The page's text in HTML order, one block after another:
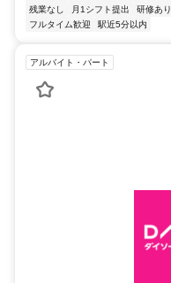
残業なし
月1シフト提出 研修あり
フルタイム歓迎
駅近5分以内
アルバイト・パート